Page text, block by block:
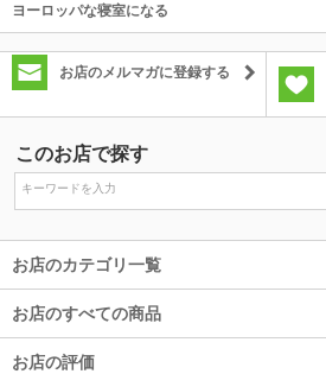
ヨーロッパな寝室になる
お店のメルマガに登録する
このお店で探す
お店のカテゴリ一覧
お店のすべての商品
お店の評価